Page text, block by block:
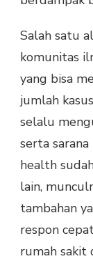
Salah satu
komunitas
yang bisa
jumlah
selalu
serta
health
lain,
tambahan
respon
rumah sakit